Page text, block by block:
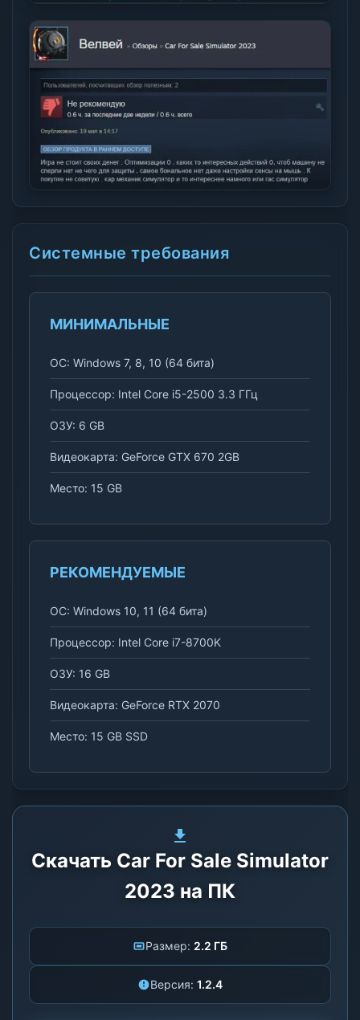
Системные требования
МИНИМАЛЬНЫЕ
ОС: Windows 7, 8, 10 (64 бита)
Процессор: Intel Core i5-2500 3.3 ГГц
ОЗУ: 6 GB
Видеокарта: GeForce GTX 670 2GB
Место: 15 GB
РЕКОМЕНДУЕМЫЕ
ОС: Windows 10, 11 (64 бита)
Процессор: Intel Core i7-8700K
ОЗУ: 16 GB
Видеокарта: GeForce RTX 2070
Место: 15 GB SSD
Скачать Car For Sale Simulator
2023 на ПК
Размер: 2.2 ГБ
Версия: 1.2.4